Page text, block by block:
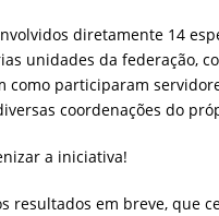
diretamente 14
unidades da federação,
como participaram
coordenações do
a iniciativa!
resultados em breve, que